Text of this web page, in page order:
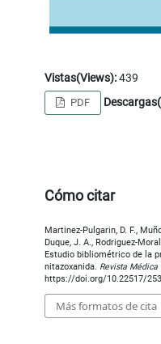
Vistas(Views):439
PDF
Cómo citar
Martinez-Pulgarin, D. F.,
Duque, J. A., Rodriguez-
Estudio bibliométrico de la
nitazoxanida. Revista Médica
https://doi.org/10.22517/
Más formatos de cita